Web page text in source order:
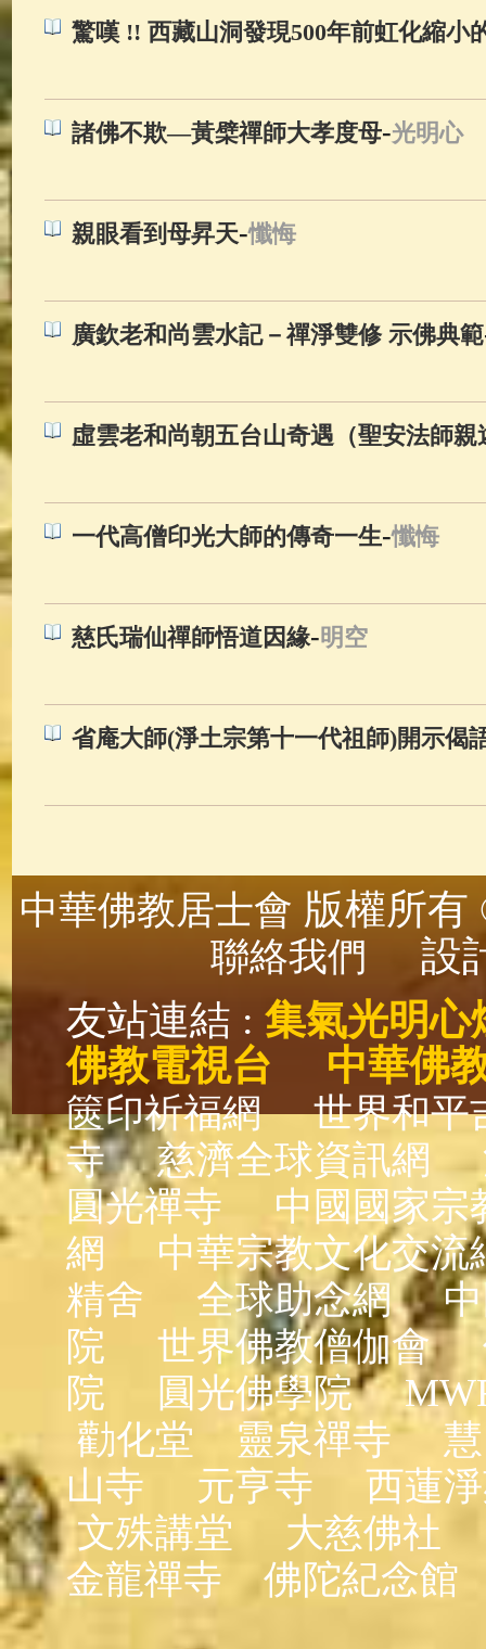
驚嘆 !! 西藏山洞發現500年前虹化縮小
諸佛不欺—黃檗禪師大孝度母-光明心
親眼看到母昇天-懺悔
廣欽老和尚雲水記－禪淨雙修 示佛典範
虛雲老和尚朝五台山奇遇（聖安法師親
一代高僧印光大師的傳奇一生-懺悔
慈氏瑞仙禪師悟道因緣-明空
省庵大師(淨土宗第十一代祖師)開示偈
中華佛教居士會 版權所
聯絡我們
設
友站連結 : 集氣光明心
佛教電視台
中華佛
篋印祈福網
世界和平
寺
慈濟全球資訊網
圓光禪寺
中國國家宗
網
中華宗教文化交流
精舍
全球助念網
院
世界佛教僧伽會
院
圓光佛學院
勸化堂
靈泉禪寺
山寺
元亨寺
西蓮
文殊講堂
大慈佛社
金龍禪寺
佛陀紀念館